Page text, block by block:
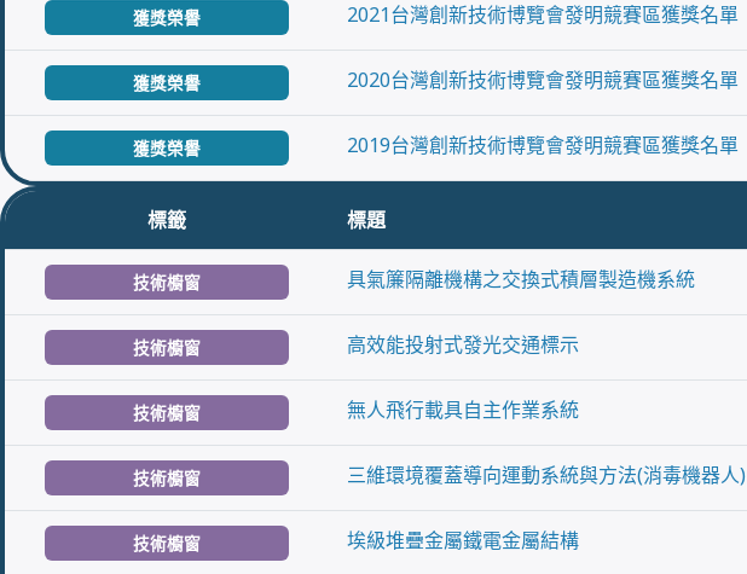
獲獎榮譽 2021台灣創新技術博覽會發明競賽區獲獎名單
獲獎榮譽 2020台灣創新技術博覽會發明競賽區獲獎名單
獲獎榮譽 2019台灣創新技術博覽會發明競賽區獲獎名單
標籤 標題
技術櫥窗 具氣簾隔離機構之交換式積層製造機系統
技術櫥窗 高效能投射式發光交通標示
技術櫥窗 無人飛行載具自主作業系統
技術櫥窗 三維環境覆蓋導向運動系統與方法(消毒機器人)
技術櫥窗 埃級堆疊金屬鐵電金屬結構